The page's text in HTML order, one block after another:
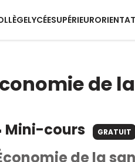
LYCÉESUPÉRIEUR
de
Mini-cours GRATUIT
de la